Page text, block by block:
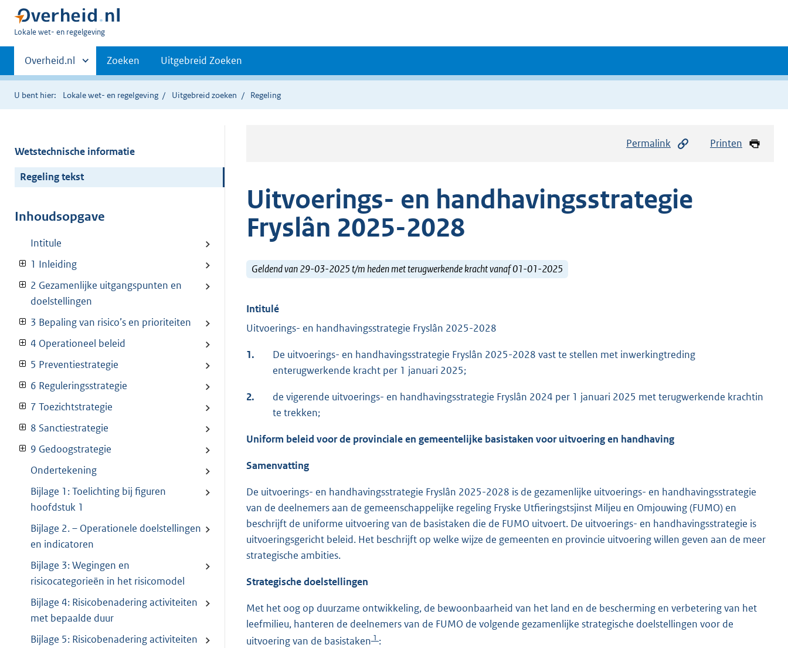
U
hier:
Lokale wet- en regelgeving
Primaire
navigatie
Andere
sites
binnen
Overheid.nl Zoeken Uitgebreid Zoeken
U bent hier: Lokale wet- en regelgeving Uitgebreid zoeken Regeling
Wetstechnische informatie
Regeling tekst
Inhoudsopgave
Intitule
1 Inleiding
2 Gezamenlijke uitgangspunten en
doelstellingen
3 Bepaling van risico’s en prioriteiten
4 Operationeel beleid
5 Preventiestrategie
6 Reguleringsstrategie
7 Toezichtstrategie
8 Sanctiestrategie
9 Gedoogstrategie
Ondertekening
Bijlage 1: Toelichting bij figuren
hoofdstuk 1
Bijlage 2. – Operationele doelstellingen
en indicatoren
Bijlage 3: Wegingen en
risicocategorieën in het risicomodel
Bijlage 4: Risicobenadering activiteiten
met bepaalde duur
Bijlage 5: Risicobenadering activiteiten
Permalink Printen
Uitvoerings- en handhavingsstrategie
Fryslân 2025-2028
Geldend van 29-03-2025 t/m heden met terugwerkende kracht vanaf 01-01-2025
Intitulé
Uitvoerings- en handhavingsstrategie Fryslân 2025-2028
1.
De uitvoerings- en handhavingsstrategie Fryslân 2025-2028 vast te stellen met inwerkingtreding
enterugwerkende kracht per 1 januari 2025;
2.
de vigerende uitvoerings- en handhavingsstrategie Fryslân 2024 per 1 januari 2025 met terugwerkende krachtin
te trekken;
Uniform beleid voor de provinciale en gemeentelijke basistaken voor uitvoering en handhaving
Samenvatting
De uitvoerings- en handhavingsstrategie Fryslân 2025-2028 is de gezamenlijke uitvoerings- en handhavingsstrategie
van de deelnemers aan de gemeenschappelijke regeling Fryske Utfieringstsjinst Miljeu en Omjouwing (FUMO) en
beschrijft de uniforme uitvoering van de basistaken die de FUMO uitvoert. De uitvoerings- en handhavingsstrategie is
uitvoeringsgericht beleid. Het beschrijft op welke wijze de gemeenten en provincie uitvoering willen geven aan de meer
strategische ambities.
Strategische doelstellingen
Met het oog op duurzame ontwikkeling, de bewoonbaarheid van het land en de bescherming en verbetering van het
leefmilieu, hanteren de deelnemers van de FUMO de volgende gezamenlijke strategische doelstellingen voor de
uitvoering van de basistaken 1 :